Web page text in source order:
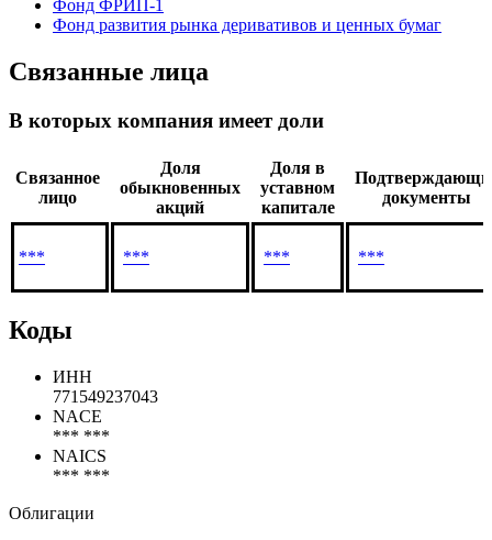
Фонд ФРИП-1
Фонд развития рынка деривативов и ценных бумаг
Связанные лица
В которых компания имеет доли
Связанное
лицо
Доля
обыкновенных
акций
Доля в
уставном
капитале
документы
*** *** *** ***
Коды
ИНН
771549237043
NACE
*** ***
NAICS
*** ***
Облигации